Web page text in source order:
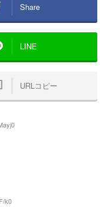
Share
LINE
URLコピー
k0